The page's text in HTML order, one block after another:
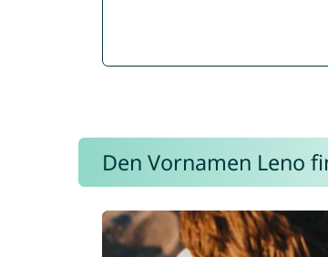
Den Vornamen Leno